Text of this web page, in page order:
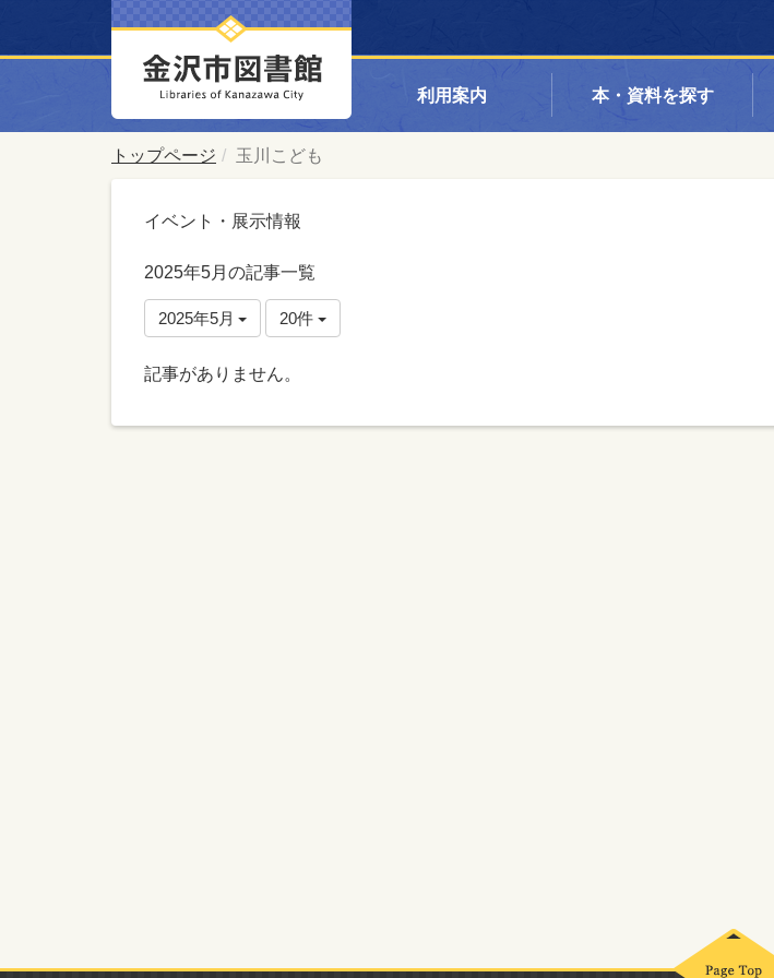
利用案内 本・資料を探す
トップページ 玉川こども
イベント・展示情報
2025年5月の記事一覧
2025年5月 20件
記事がありません。